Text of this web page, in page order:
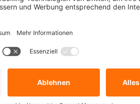
gesondert bestellen.